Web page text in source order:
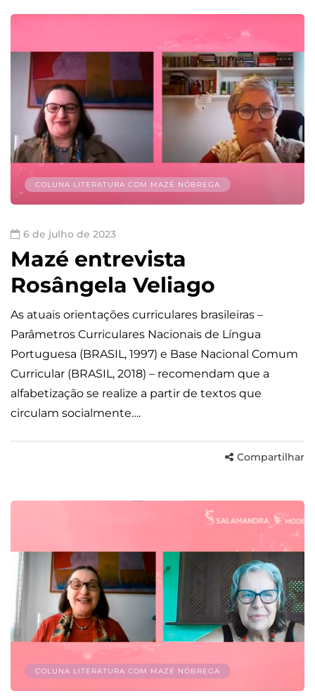
COLUNA LITERATURA COM MAZÉ NÓBREGA
6 de julho de 2023
Mazé entrevista
Rosângela Veliago
As atuais orientações curriculares brasileiras –
Parâmetros Curriculares Nacionais de Língua
Portuguesa (BRASIL, 1997) e Base Nacional Comum
Curricular (BRASIL, 2018) – recomendam que a
alfabetização se realize a partir de textos que
circulam socialmente….
Compartilhar
COLUNA LITERATURA COM MAZÉ NÓBREGA